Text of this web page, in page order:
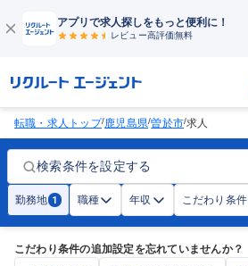
アプリで求人探しをもっと便利に！
レビュー高評価無料
転職・求人トップ/鹿児島県/曽於市/求人
検索条件を設定する
勤務地 1 職種 年収 こだわり条件
こだわり条件の追加設定を忘れていませんか？